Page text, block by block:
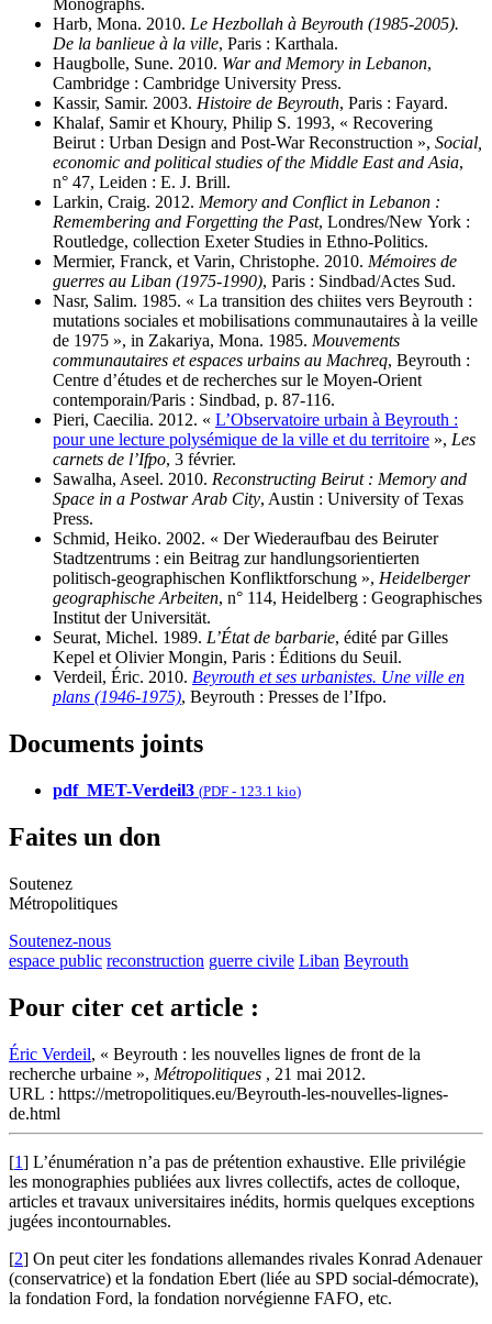
Monographs.
Harb, Mona. 2010. Le Hezbollah à Beyrouth (1985-2005).
De la banlieue à la ville, Paris : Karthala.
Haugbolle, Sune. 2010. War and Memory in Lebanon,
Cambridge : Cambridge University Press.
Kassir, Samir. 2003. Histoire de Beyrouth, Paris : Fayard.
Khalaf, Samir et Khoury, Philip S. 1993, « Recovering
Beirut : Urban Design and Post-War Reconstruction », Social,
economic and political studies of the Middle East and Asia,
n° 47, Leiden : E. J. Brill.
Larkin, Craig. 2012. Memory and Conflict in Lebanon :
Remembering and Forgetting the Past, Londres/New York :
Routledge, collection Exeter Studies in Ethno-Politics.
Mermier, Franck, et Varin, Christophe. 2010. Mémoires de
guerres au Liban (1975-1990), Paris : Sindbad/Actes Sud.
Nasr, Salim. 1985. « La transition des chiites vers Beyrouth :
mutations sociales et mobilisations communautaires à la veille
de 1975 », in Zakariya, Mona. 1985. Mouvements
communautaires et espaces urbains au Machreq, Beyrouth :
Centre d’études et de recherches sur le Moyen-Orient
contemporain/Paris : Sindbad, p. 87-116.
Pieri, Caecilia. 2012. « L’Observatoire urbain à Beyrouth :
pour une lecture polysémique de la ville et du territoire », Les
carnets de l’Ifpo, 3 février.
Sawalha, Aseel. 2010. Reconstructing Beirut : Memory and
Space in a Postwar Arab City, Austin : University of Texas
Press.
Schmid, Heiko. 2002. « Der Wiederaufbau des Beiruter
Stadtzentrums : ein Beitrag zur handlungsorientierten
politisch-geographischen Konfliktforschung », Heidelberger
geographische Arbeiten, n° 114, Heidelberg : Geographisches
Institut der Universität.
Seurat, Michel. 1989. L’État de barbarie, édité par Gilles
Kepel et Olivier Mongin, Paris : Éditions du Seuil.
Verdeil, Éric. 2010. Beyrouth et ses urbanistes. Une ville en
plans (1946-1975), Beyrouth : Presses de l’Ifpo.
Documents joints
pdf_MET-Verdeil3 (PDF - 123.1 kio)
Faites un don
Soutenez
Métropolitiques
Soutenez-nous
espace public reconstruction guerre civile Liban Beyrouth
Pour citer cet article :
Éric Verdeil, « Beyrouth : les nouvelles lignes de front de la
recherche urbaine », Métropolitiques , 21 mai 2012.
URL : https://metropolitiques.eu/Beyrouth-les-nouvelles-lignes-
de.html
[1] L’énumération n’a pas de prétention exhaustive. Elle privilégie
les monographies publiées aux livres collectifs, actes de colloque,
articles et travaux universitaires inédits, hormis quelques exceptions
jugées incontournables.
[2] On peut citer les fondations allemandes rivales Konrad Adenauer
(conservatrice) et la fondation Ebert (liée au SPD social-démocrate),
la fondation Ford, la fondation norvégienne FAFO, etc.